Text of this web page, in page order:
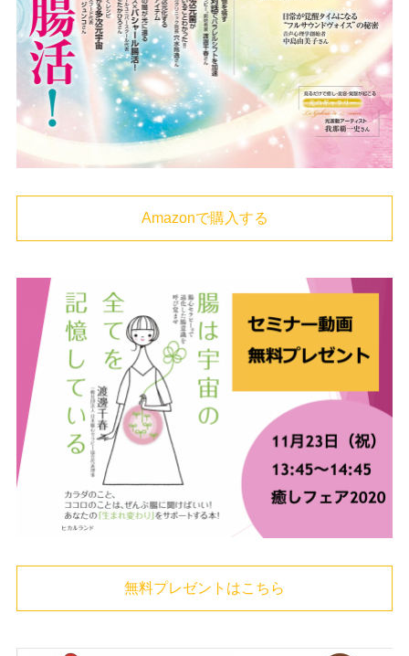
Amazonで購入する
無料プレゼントはこちら